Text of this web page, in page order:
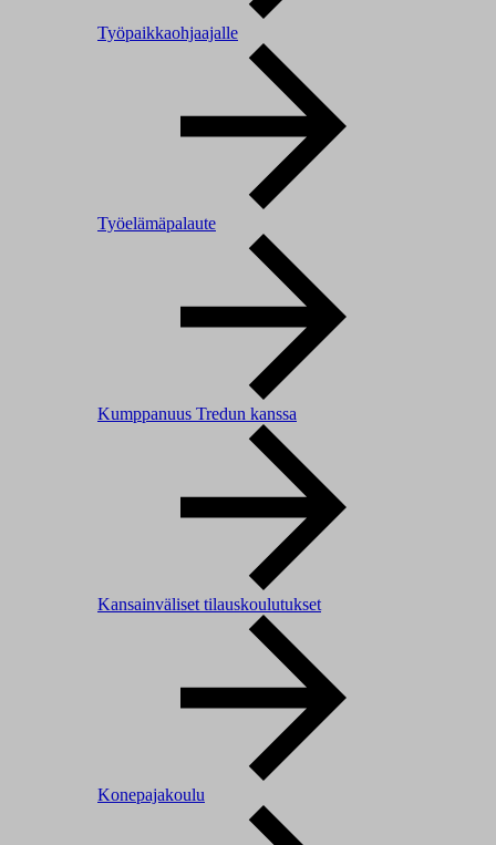
Työpaikkaohjaajalle
Työelämäpalaute
Kumppanuus Tredun kanssa
Kansainväliset tilauskoulutukset
Konepajakoulu